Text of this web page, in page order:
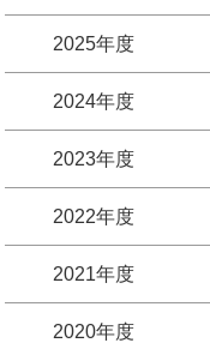
2025年度
2024年度
2023年度
2022年度
2021年度
2020年度